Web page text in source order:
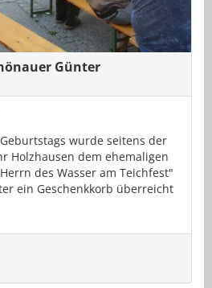
Günter
wurde seitens der
Holzhausen dem ehemaligen
des Wasser am Teichfest"
ein Geschenkkorb überreicht